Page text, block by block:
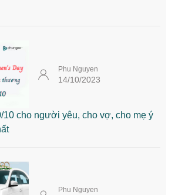
Phu Nguyen
14/10/2023
10 cho người yêu, cho vợ, cho mẹ ý
Phu Nguyen